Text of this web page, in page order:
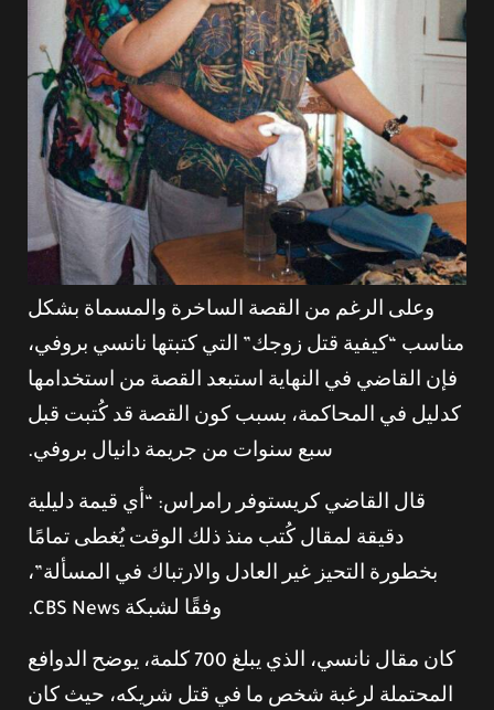
وعلى الرغم من القصة الساخرة والمسماة بشكل
مناسب “كيفية قتل زوجك” التي كتبتها نانسي بروفي،
فإن القاضي في النهاية استبعد القصة من استخدامها
كدليل في المحاكمة، بسبب كون القصة قد كُتبت قبل
سبع سنوات من جريمة دانيال بروفي.
قال القاضي كريستوفر رامراس: “أي قيمة دليلية
دقيقة لمقال كُتب منذ ذلك الوقت يُغطى تمامًا
بخطورة التحيز غير العادل والارتباك في المسألة”،
وفقًا لشبكة CBS News.
كان مقال نانسي، الذي يبلغ 700 كلمة، يوضح الدوافع
المحتملة لرغبة شخص ما في قتل شريكه، حيث كان